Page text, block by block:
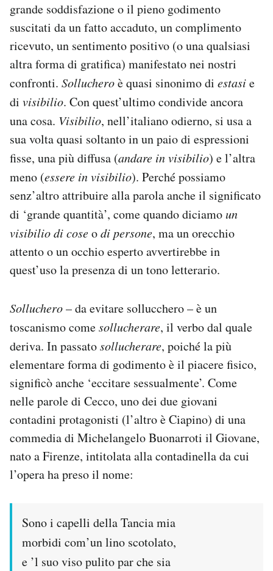
grande soddisfazione o il pieno godimento
suscitati da un fatto accaduto, un complimento
ricevuto, un sentimento positivo (o una qualsiasi
altra forma di gratifica) manifestato nei nostri
confronti. Sollucheroè quasi sinonimo di estasie
di visibilio. Con quest’ultimo condivide ancora
una cosa. Visibilio, nell’italiano odierno, si usa a
sua volta quasi soltanto in un paio di espressioni
fisse, una più diffusa (andare in visibilio) e l’altra
meno (essere in visibilio). Perché possiamo
senz’altro attribuire alla parola anche il significato
di ‘grande quantità’, come quando diciamoun
visibilio di coseodi persone, ma un orecchio
attento o un occhio esperto avvertirebbe in
quest’uso la presenza di un tono letterario.
Solluchero– da evitare sollucchero – è un
toscanismo comesollucherare, il verbo dal quale
deriva. In passatosollucherare, poiché la più
elementare forma di godimento è il piacere fisico,
significò anche ‘eccitare sessualmente’. Come
nelle parole di Cecco, uno dei due giovani
contadini protagonisti (l’altro è Ciapino) di una
commedia di Michelangelo Buonarroti il Giovane,
nato a Firenze, intitolata alla contadinella da cui
l’opera ha preso il nome:
Sono i capelli della Tancia mia
morbidi com’un lino scotolato,
e ’l suo viso pulito par che sia